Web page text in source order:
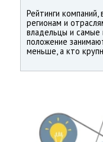
Рейтинги
регионам и
владельцы и самые
положение
меньше, а кто